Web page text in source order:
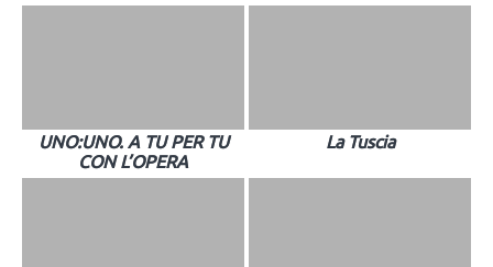
UNO:UNO. A TU PER TU
CON L’OPERA
La Tuscia